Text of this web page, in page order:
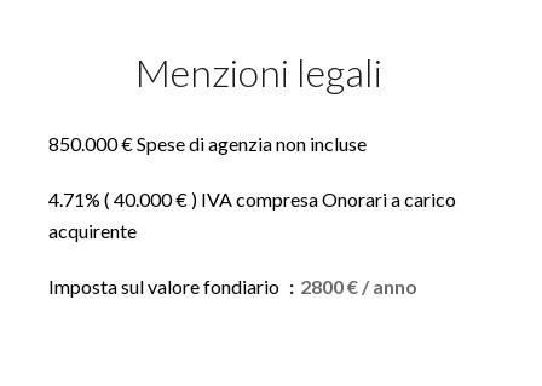
Menzioni legali
850.000 € Spese di agenzia non incluse
4.71% ( 40.000 € ) IVA compresa Onorari a carico
acquirente
Imposta sul valore fondiario 2800 € / anno